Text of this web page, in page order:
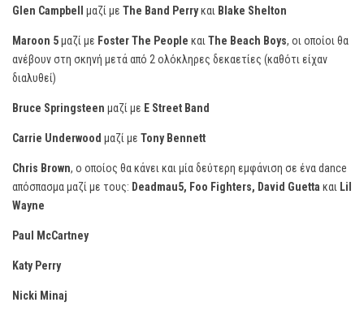
Glen Campbell μαζί με The Band Perryκαι Blake Shelton
Maroon 5μαζί με Foster The People και The Beach Boys, οι οποίοι θα
ανέβουν στη σκηνή μετά από 2 ολόκληρες δεκαετίες (καθότι είχαν
διαλυθεί)
Bruce Springsteen μαζί με E Street Band
Carrie Underwood μαζί με Tony Bennett
Chris Brown, ο οποίος θα κάνει και μία δεύτερη εμφάνιση σε ένα dance
απόσπασμα μαζί με τους: Deadmau5, Foo Fighters, David Guetta και Lil
Wayne
Paul McCartney
Katy Perry
Nicki Minaj